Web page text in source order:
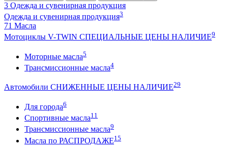
3 Одежда и сувенирная продукция
Одежда и сувенирная продукция3
71 Масла
Мотоциклы V-TWIN СПЕЦИАЛЬНЫЕ ЦЕНЫ НАЛИЧИЕ9
Моторные масла5
Трансмиссионные масла4
Автомобили СНИЖЕННЫЕ ЦЕНЫ НАЛИЧИЕ29
Для города6
Спортивные масла11
Трансмиссионные масла9
Масла по РАСПРОДАЖЕ15